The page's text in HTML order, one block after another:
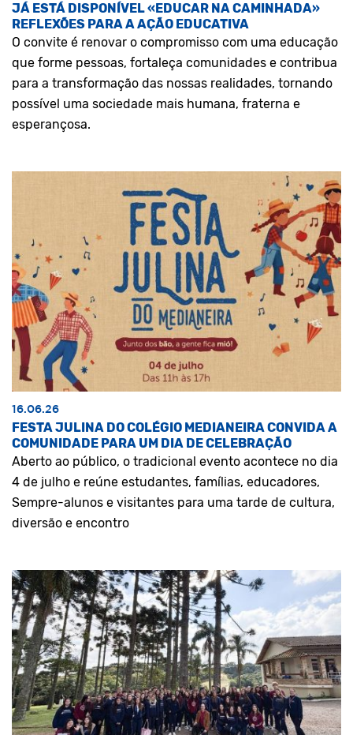
JÁ ESTÁ DISPONÍVEL «EDUCAR NA CAMINHADA»
REFLEXÕES PARA A AÇÃO EDUCATIVA
O convite é renovar o compromisso com uma educação
que forme pessoas, fortaleça comunidades e contribua
para a transformação das nossas realidades, tornando
possível uma sociedade mais humana, fraterna e
esperançosa.
16.06.26
FESTA JULINA DO COLÉGIO MEDIANEIRA CONVIDA A
COMUNIDADE PARA UM DIA DE CELEBRAÇÃO
Aberto ao público, o tradicional evento acontece no dia
4 de julho e reúne estudantes, famílias, educadores,
Sempre-alunos e visitantes para uma tarde de cultura,
diversão e encontro